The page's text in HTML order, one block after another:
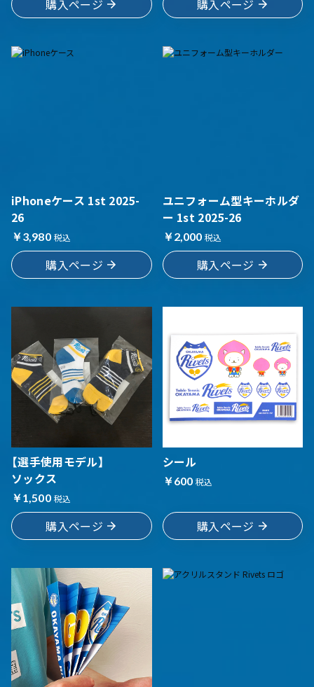
購入ページ 購入ページ
iPhoneケース 1st 2025-
26
￥3,980 税込
購入ページ
ユニフォーム型キーホルダ
ー 1st 2025-26
￥2,000 税込
購入ページ
【選手使用モデル】
ソックス
￥1,500 税込
購入ページ
シール
￥600 税込
購入ページ